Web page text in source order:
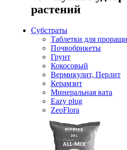
растений
Субстраты
Таблетки для
Почвобрикеты
Грунт
Кокосовый
Вермикулит, Перлит
Керамзит
Минеральная вата
Eazy plug
ZeoFlora